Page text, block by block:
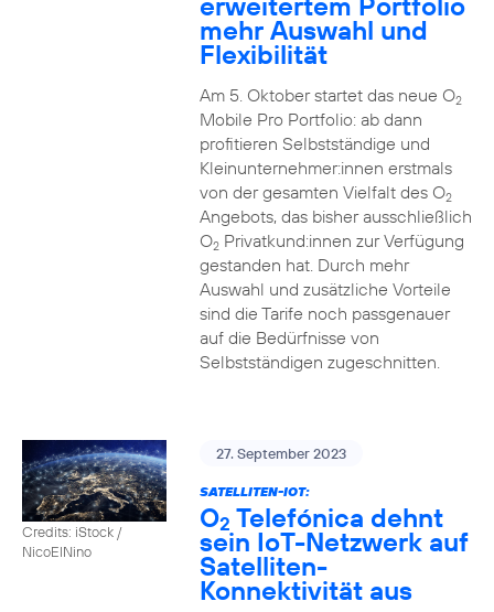
mehr Auswahl und
Flexibilität
Am 5. Oktober startet das neue O2
Mobile Pro Portfolio: ab dann
profitieren Selbstständige und
Kleinunternehmer:innen erstmals
von der gesamten Vielfalt des O2
Angebots, das bisher ausschließlich
O2Privatkund:innen zur Verfügung
gestanden hat. Durch mehr
Auswahl und zusätzliche Vorteile
sind die Tarife noch passgenauer
auf die Bedürfnisse von
Selbstständigen zugeschnitten.
Credits: iStock /
NicoElNino
27. September 2023
SATELLITEN-IOT:
O2 Telefónica dehnt
sein IoT-Netzwerk auf
Satelliten-
Konnektivität aus